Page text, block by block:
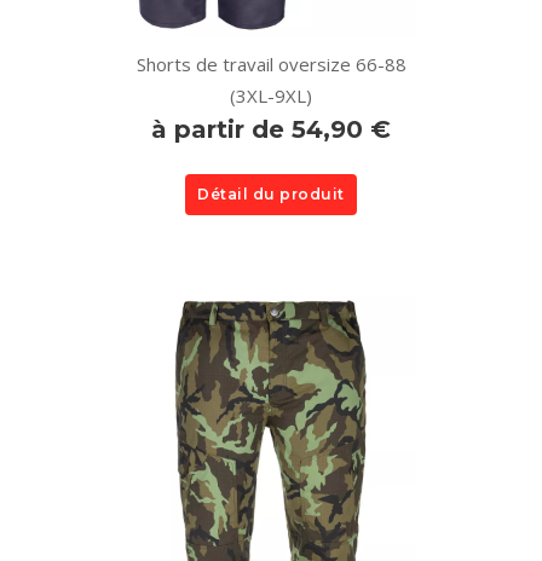
Shorts de travail oversize 66-88
(3XL-9XL)
à partir de 54,90 €
Détail du produit